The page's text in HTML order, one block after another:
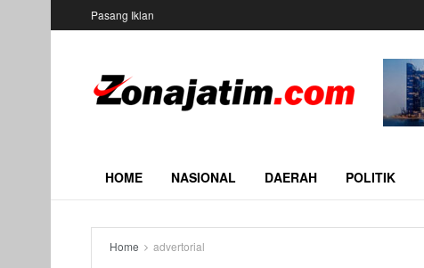
Pasang Iklan
HOME NASIONAL DAERAH POLITIK
Home advertorial